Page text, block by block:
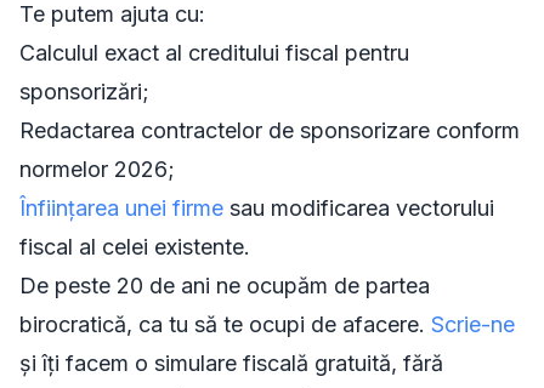
Te putem ajuta cu:
Calculul exact al creditului fiscal pentru
sponsorizări;
Redactarea contractelor de sponsorizare conform
normelor 2026;
Înființarea unei firme sau modificarea vectorului
fiscal al celei existente.
De peste 20 de ani ne ocupăm de partea
birocratică, ca tu să te ocupi de afacere. Scrie-ne
și îți facem o simulare fiscală gratuită, fără